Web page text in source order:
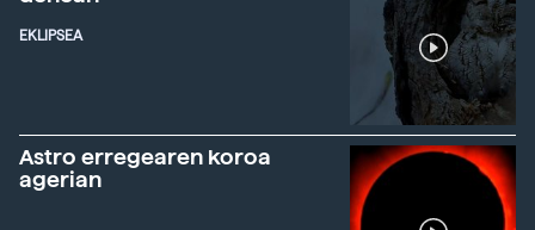
EKLIPSEA
Astro erregearen koroa
agerian